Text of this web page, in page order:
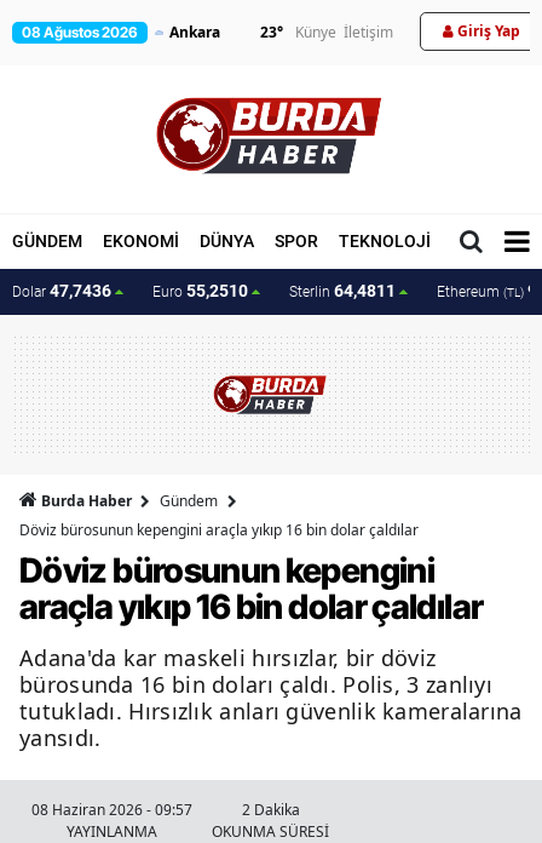
08 Ağustos 2026 23° Künye İletişim Giriş Yap
GÜNDEM EKONOMİ DÜNYA SPOR TEKNOLOJİ MAGAZİN
Dolar 47,7436 Euro 55,2510 Sterlin 64,4811 Ethereum (TL)
Burda Haber
Gündem
Döviz bürosunun kepengini araçla yıkıp 16 bin dolar çaldılar
Döviz bürosunun kepengini
araçla yıkıp 16 bin dolar çaldılar
Adana'da kar maskeli hırsızlar, bir döviz
bürosunda 16 bin doları çaldı. Polis, 3 zanlıyı
tutukladı. Hırsızlık anları güvenlik kameralarına
yansıdı.
08 Haziran 2026 - 09:57
YAYINLANMA
2 Dakika
OKUNMA SÜRESİ